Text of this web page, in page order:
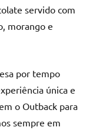
servido com
morango e
por tempo
única e
o Outback para
sempre em